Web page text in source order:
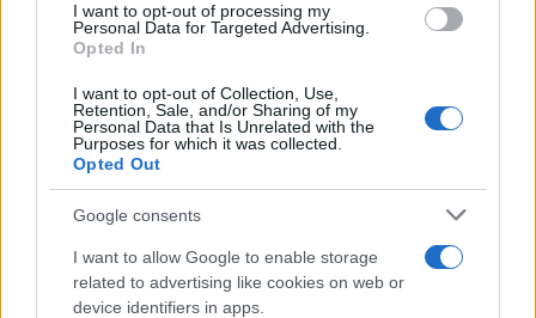
I want to opt-out of processing my
Personal Data for Targeted Advertising.
Opted In
I want to opt-out of Collection, Use,
Retention, Sale, and/or Sharing of my
Personal Data that Is Unrelated with the
Purposes for which it was collected.
Opted Out
Google consents
I want to allow Google to enable storage
related to advertising like cookies on web or
device identifiers in apps.
F
a
ce
b
o
o
k
T
w
it
te
r
Pi
n
te
re
st
W
h
at
s
A
p
p
S
h
a
re
Articolo precedente
Prossimo articolo
NOTIZIE RECENTI